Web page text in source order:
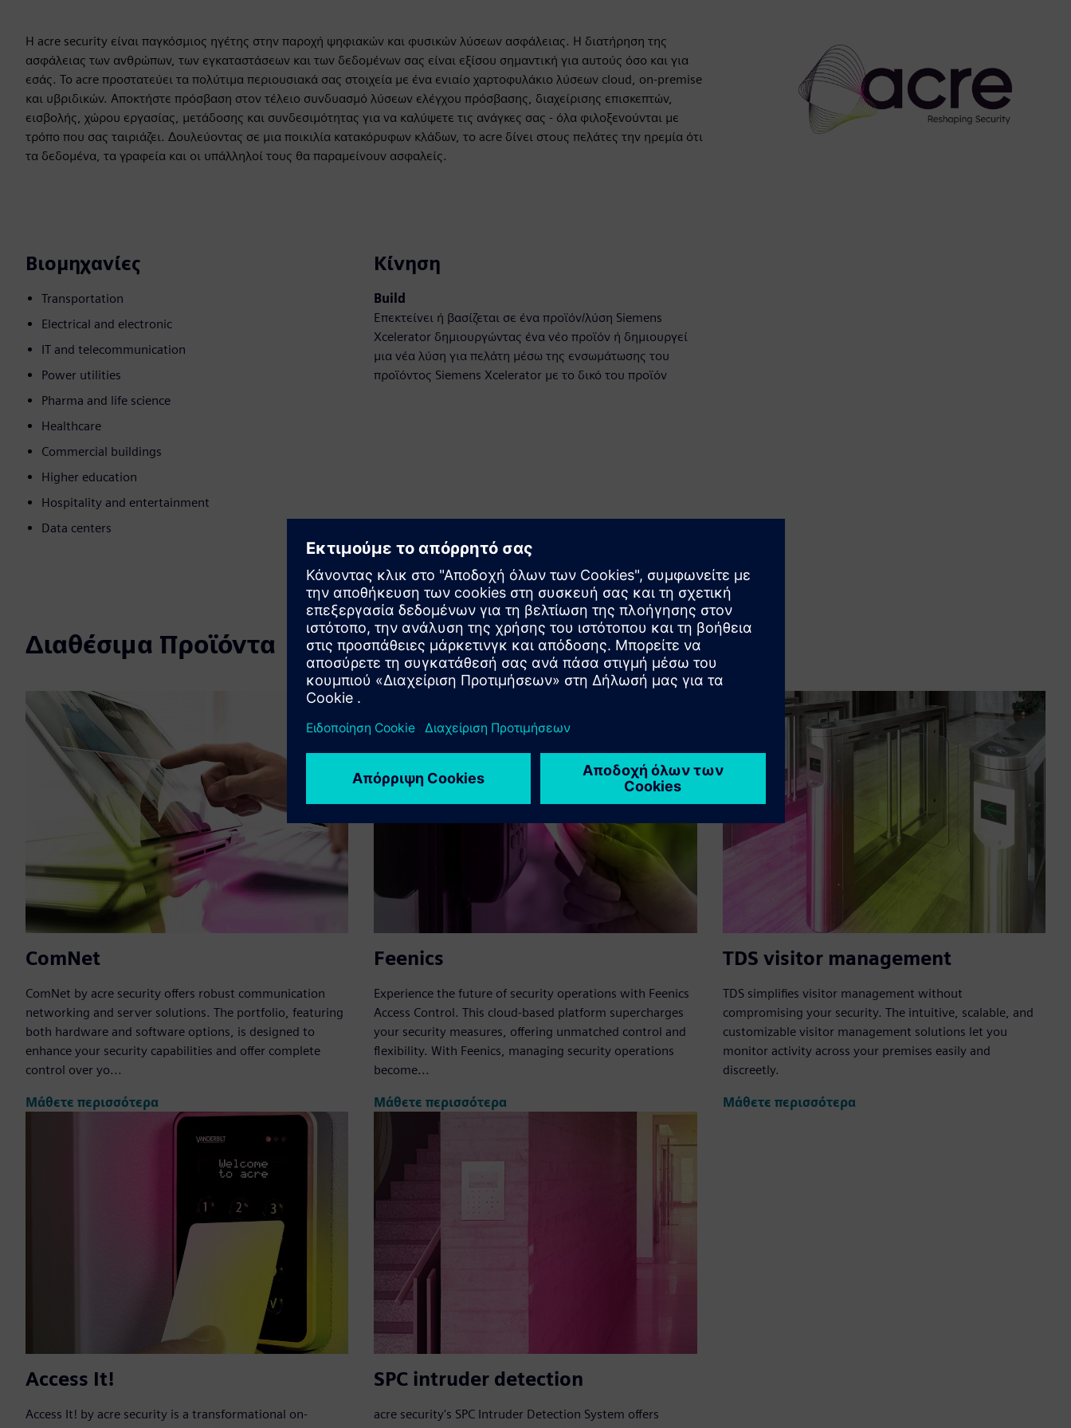
Η acre security είναι παγκόσμιος ηγέτης στην παροχή ψηφιακών και φυσικών λύσεων ασφάλειας. Η διατήρηση της
ασφάλειας των ανθρώπων, των εγκαταστάσεων και των δεδομένων σας είναι εξίσου σημαντική για αυτούς όσο και για
εσάς. Το acre προστατεύει τα πολύτιμα περιουσιακά σας στοιχεία με ένα ενιαίο χαρτοφυλάκιο λύσεων cloud, on-premise
και υβριδικών. Αποκτήστε πρόσβαση στον τέλειο συνδυασμό λύσεων ελέγχου πρόσβασης, διαχείρισης επισκεπτών,
εισβολής, χώρου εργασίας, μετάδοσης και συνδεσιμότητας για να καλύψετε τις ανάγκες σας - όλα φιλοξενούνται με
τρόπο που σας ταιριάζει. Δουλεύοντας σε μια ποικιλία κατακόρυφων κλάδων, το acre δίνει στους πελάτες την ηρεμία ότι
τα δεδομένα, τα γραφεία και οι υπάλληλοί τους θα παραμείνουν ασφαλείς.
Βιομηχανίες
Transportation
Electrical and electronic
IT and telecommunication
Power utilities
Pharma and life science
Healthcare
Commercial buildings
Higher education
Hospitality and entertainment
Data centers
Κίνηση
Build
Επεκτείνει ή βασίζεται σε ένα προϊόν/λύση Siemens
Xcelerator δημιουργώντας ένα νέο προϊόν ή δημιουργεί
μια νέα λύση για πελάτη μέσω της ενσωμάτωσης του
προϊόντος Siemens Xcelerator με το δικό του προϊόν
Διαθέσιμα Προϊόντα
ComNet
ComNet by acre security offers robust communication
networking and server solutions. The portfolio, featuring
both hardware and software options, is designed to
enhance your security capabilities and offer complete
control over yo...
Μάθετε περισσότερα
Feenics
Experience the future of security operations with Feenics
Access Control. This cloud-based platform supercharges
your security measures, offering unmatched control and
flexibility. With Feenics, managing security operations
become...
Μάθετε περισσότερα
TDS visitor management
TDS simplifies visitor management without
compromising your security. The intuitive, scalable, and
customizable visitor management solutions let you
monitor activity across your premises easily and
discreetly.
Μάθετε περισσότερα
Access It!
Access It! by acre security is a transformational on-
SPC intruder detection
acre security's SPC Intruder Detection System offers